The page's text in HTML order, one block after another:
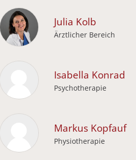
Julia Kolb
Ärztlicher Bereich
Isabella Konrad
Psychotherapie
Markus Kopfauf
Physiotherapie